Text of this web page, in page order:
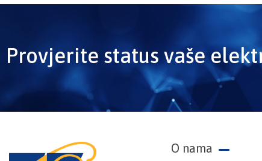
Provjerite status vaše
O nama